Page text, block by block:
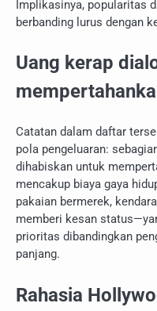
Implikasinya, popularitas
berbanding lurus dengan
Uang kerap
Catatan dalam daftar
pola pengeluaran:
dihabiskan untuk
mencakup biaya gaya
pakaian bermerek,
memberi kesan
prioritas dibandingkan
panjang.
Rahasia